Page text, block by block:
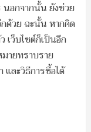
นอกจากนั้น ยังช่วย
ด้วย ฉะนั้น หากคิด
เว็บไซต์ก็เป็นอีก
ายทราบราย
และวิธีการซื้อได้